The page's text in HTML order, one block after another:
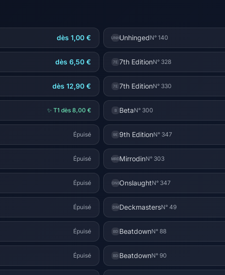
dès 1,00 € UNHUnhingedN° 140
dès 6,50 € 7E 7th EditionN° 328
dès 12,90 € 7E 7th EditionN° 330
✨ T1 dès 8,00 € B BetaN° 300
Épuisé 9E 9th EditionN° 347
Épuisé MRDMirrodinN° 303
Épuisé ONSOnslaughtN° 347
Épuisé DM DeckmastersN° 49
Épuisé BD BeatdownN° 88
Épuisé BD BeatdownN° 90